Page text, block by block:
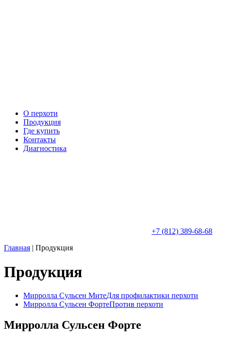
О перхоти
Продукция
Где купить
Контакты
Диагностика
+7 (812) 389-68-68
Главная | Продукция
Продукция
Мирролла Сульсен МитеДля профилактики перхоти
Мирролла Сульсен ФортеПротив перхоти
Мирролла Сульсен Форте